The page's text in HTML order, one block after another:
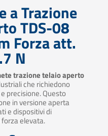
a Trazione
TDS-08
Forza att.
N
trazione telaio aperto
che richiedono
precisione. Questo
in versione aperta
e dispositivi di
elevata.